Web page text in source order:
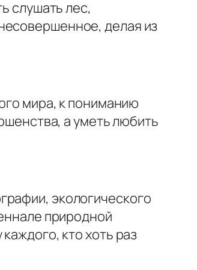
слушать лес,
делая из
мира, к пониманию
а уметь любить
экологического
природной
кто хоть раз